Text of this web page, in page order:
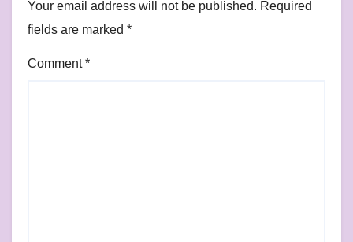
Your email address will not be published. Required
fields are marked *
Comment*